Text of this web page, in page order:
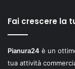
Fai crescere la
Pianura24 è un
tua attività